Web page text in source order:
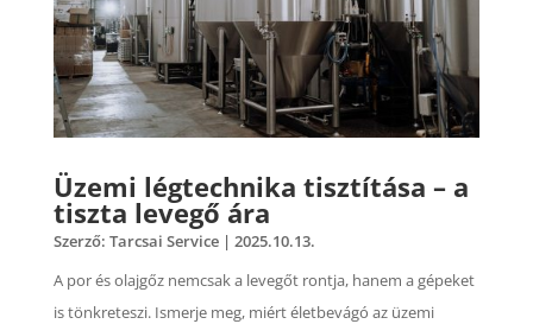
Üzemi légtechnika tisztítása – a
tiszta levegő ára
Szerző: Tarcsai Service| 2025.10.13.
A por és olajgőz nemcsak a levegőt rontja, hanem a gépeket
is tönkreteszi. Ismerje meg, miért életbevágó az üzemi